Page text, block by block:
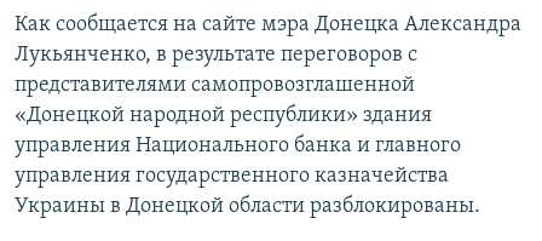
СОВЕТЫ ПРАВОЗАЩИТНИКОВ
ПРОПАВШИЕ БЕЗ ВЕСТИ
ПОБЕДИТЕЛЕЙ НЕ СУДЯТ?
ELIFBE
Українською
Qırımtatar
ПРИСОЕДИНЯЙТЕСЬ!
Как сообщается на сайте мэра Донецка Александра
Лукьянченко, в результате переговоров с
представителями самопровозглашенной
«Донецкой народной республики» здания
управления Национального банка и главного
управления государственного казначейства
Украины в Донецкой области разблокированы.